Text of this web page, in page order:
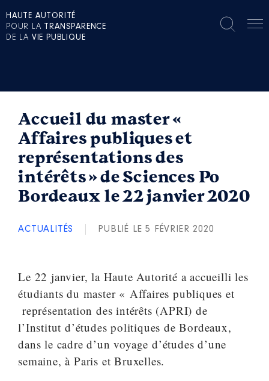
HAUTE AUTORITÉ
POUR LA TRANSPARENCE
DE LA VIE PUBLIQUE
Accueil du master «
Affaires publiques et
représentations des
intérêts » de Sciences Po
Bordeaux le 22 janvier 2020
ACTUALITÉS PUBLIÉ LE 5 FÉVRIER 2020
Le 22 janvier, la Haute Autorité a accueilli les
étudiants du master « Affaires publiques et
représentation des intérêts (APRI) de
l’Institut d’études politiques de Bordeaux,
dans le cadre d’un voyage d’études d’une
semaine, à Paris et Bruxelles.